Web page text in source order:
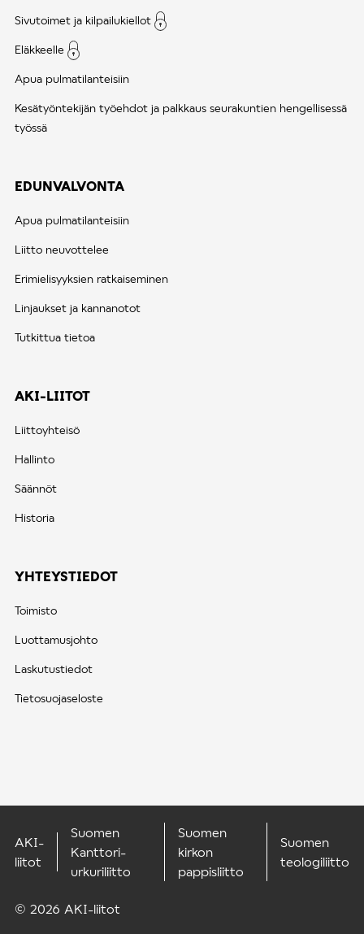
Sivutoimet ja kilpailukiellot
Eläkkeelle
Apua pulmatilanteisiin
Kesätyöntekijän työehdot ja palkkaus seurakuntien hengellisessä
työssä
EDUNVALVONTA
Apua pulmatilanteisiin
Liitto neuvottelee
Erimielisyyksien ratkaiseminen
Linjaukset ja kannanotot
Tutkittua tietoa
AKI-LIITOT
Liittoyhteisö
Hallinto
Säännöt
Historia
YHTEYSTIEDOT
Toimisto
Luottamusjohto
Laskutustiedot
Tietosuojaseloste
© 2026 AKI-liitot
AKI-
liitot
Suomen
Kanttori-
urkuriliitto
Suomen
kirkon
pappisliitto
Suomen
teologiliitto